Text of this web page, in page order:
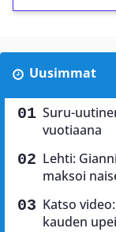
Uusimmat
Suru-
vuotiaana
Lehti:
maksoi
Katso
kauden